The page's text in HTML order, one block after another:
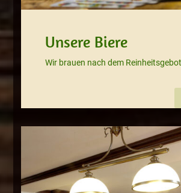
Unsere Biere
Wir brauen nach dem